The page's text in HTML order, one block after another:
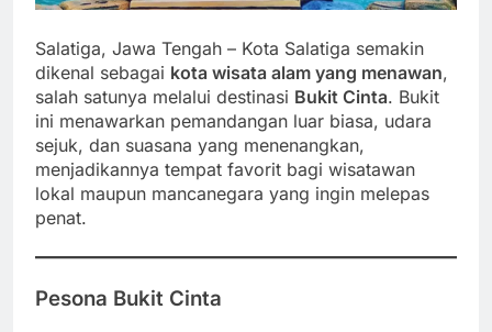
Salatiga, Jawa Tengah – Kota Salatiga semakin
dikenal sebagai kota wisata alam yang menawan,
salah satunya melalui destinasi Bukit Cinta. Bukit
ini menawarkan pemandangan luar biasa, udara
sejuk, dan suasana yang menenangkan,
menjadikannya tempat favorit bagi wisatawan
lokal maupun mancanegara yang ingin melepas
penat.
Pesona Bukit Cinta